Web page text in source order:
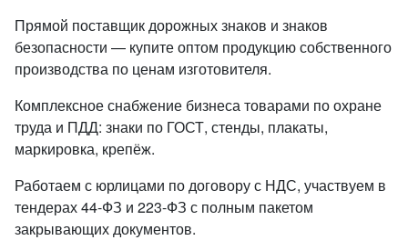
Прямой поставщик дорожных знаков и знаков
безопасности — купите оптом продукцию собственного
производства по ценам изготовителя.
Комплексное снабжение бизнеса товарами по охране
труда и ПДД: знаки по ГОСТ, стенды, плакаты,
маркировка, крепёж.
Работаем с юрлицами по договору с НДС, участвуем в
тендерах 44-ФЗ и 223-ФЗ с полным пакетом
закрывающих документов.